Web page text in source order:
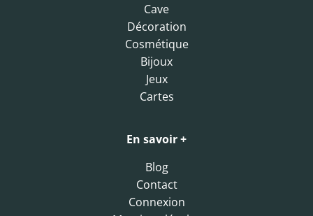
Cave
Décoration
Cosmétique
Bijoux
Jeux
Cartes
En savoir +
Blog
Contact
Connexion